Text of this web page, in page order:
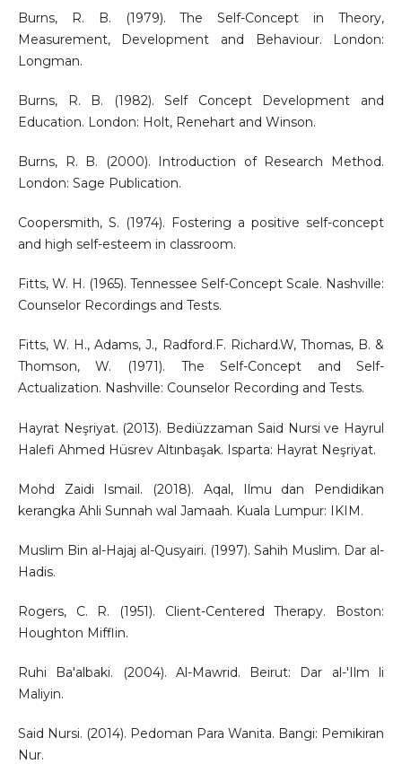
Burns, R. B. (1979). The Self-Concept in Theory,
Measurement, Development and Behaviour. London:
Longman.
Burns, R. B. (1982). Self Concept Development and
Education. London: Holt, Renehart and Winson.
Burns, R. B. (2000). Introduction of Research Method.
London: Sage Publication.
Coopersmith, S. (1974). Fostering a positive self-concept
and high self-esteem in classroom.
Fitts, W. H. (1965). Tennessee Self-Concept Scale. Nashville:
Counselor Recordings and Tests.
Fitts, W. H., Adams, J., Radford.F. Richard.W, Thomas, B. &
Thomson, W. (1971). The Self-Concept and Self-
Actualization. Nashville: Counselor Recording and Tests.
Hayrat Neşriyat. (2013). Bediüzzaman Said Nursi ve Hayrul
Halefi Ahmed Hüsrev Altınbaşak. Isparta: Hayrat Neşriyat.
Mohd Zaidi Ismail. (2018). Aqal, Ilmu dan Pendidikan
kerangka Ahli Sunnah wal Jamaah. Kuala Lumpur: IKIM.
Muslim Bin al-Hajaj al-Qusyairi. (1997). Sahih Muslim. Dar al-
Hadis.
Rogers, C. R. (1951). Client-Centered Therapy. Boston:
Houghton Mifflin.
Ruhi Ba'albaki. (2004). Al-Mawrid. Beirut: Dar al-'Ilm li
Maliyin.
Said Nursi. (2014). Pedoman Para Wanita. Bangi: Pemikiran
Nur.